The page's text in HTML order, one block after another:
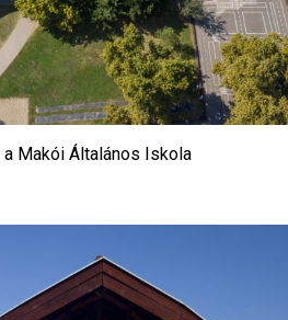
a Makói Általános Iskola